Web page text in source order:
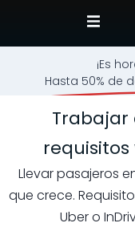
¡Es
Hasta 50% de
Llevar pasajeros
que crece.
Uber o